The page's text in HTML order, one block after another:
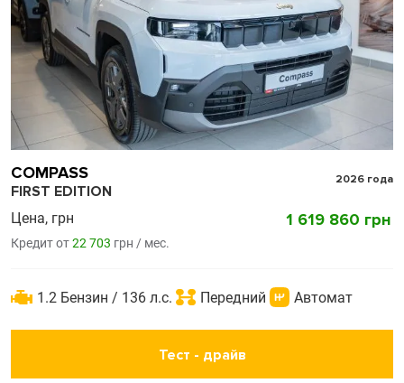
COMPASS
FIRST EDITION
2026 года
Цена, грн
Кредит от22 703 грн / мес.
1 619 860 грн
1.2 Бензин / 136 л.с. Передний Автомат
Тест - драйв